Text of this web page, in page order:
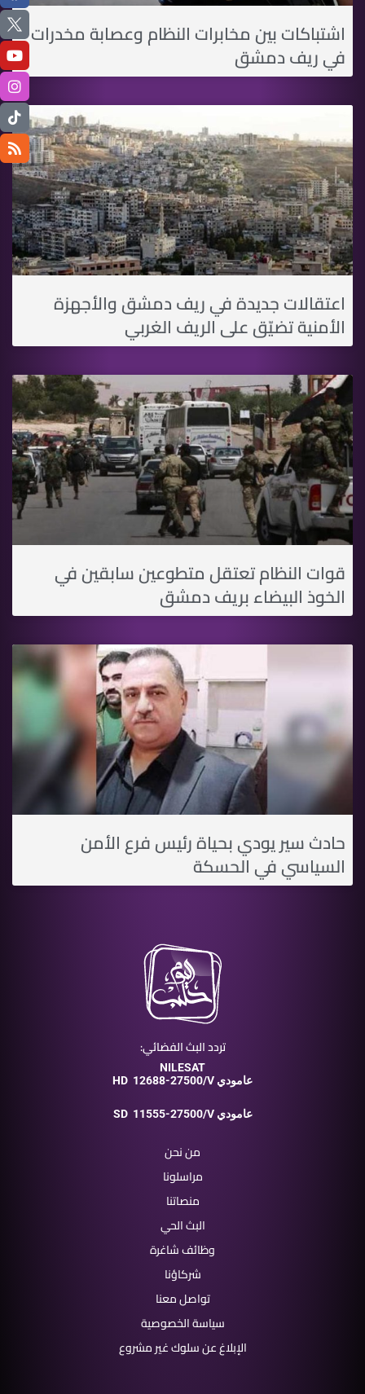
اشتباكات بين مخابرات النظام وعصابة مخدرات
في ريف دمشق
اعتقالات جديدة في ريف دمشق والأجهزة
الأمنية تضيّق على الريف الغربي
قوات النظام تعتقل متطوعين سابقين في
الخوذ البيضاء بريف دمشق
حادث سير يودي بحياة رئيس فرع الأمن
السياسي في الحسكة
تردد البث الفضائي:
NILESAT
HD
12688-27500/V عامودي
SD 11555-27500/V عامودي
من نحن
مراسلونا
منصاتنا
البث الحي
وظائف شاغرة
شركاؤنا
تواصل معنا
سياسة الخصوصية
الإبلاغ عن سلوك غير مشروع